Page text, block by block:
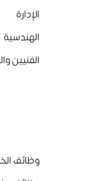
الإدارة
الهندسية
الفنيين
وظائف